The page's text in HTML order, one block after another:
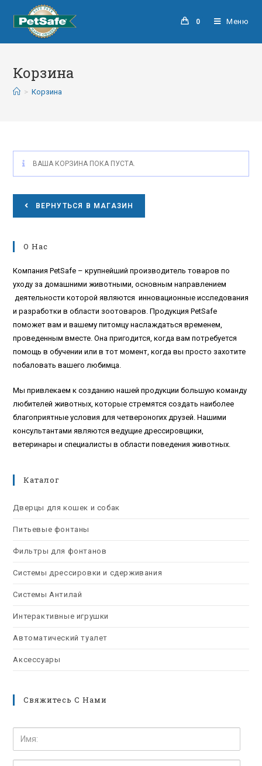
0 Меню
Корзина
> Корзина
ВАША КОРЗИНА ПОКА ПУСТА.
ВЕРНУТЬСЯ В МАГАЗИН
О Нас
Компания PetSafe – крупнейший производитель товаров по
уходу за домашними животными, основным направлением
деятельности которой являются инновационные исследования
и разработки в области зоотоваров. Продукция PetSafe
поможет вам и вашему питомцу наслаждаться временем,
проведенным вместе. Она пригодится, когда вам потребуется
помощь в обучении или в тот момент, когда вы просто захотите
побаловать вашего любимца.
Мы привлекаем к созданию нашей продукции большую команду
любителей животных, которые стремятся создать наиболее
благоприятные условия для четвероногих друзей. Нашими
консультантами являются ведущие дрессировщики,
ветеринары и специалисты в области поведения животных.
Каталог
Дверцы для кошек и собак
Питьевые фонтаны
Фильтры для фонтанов
Системы дрессировки и сдерживания
Системы Антилай
Интерактивные игрушки
Автоматический туалет
Аксессуары
Свяжитесь С Нами